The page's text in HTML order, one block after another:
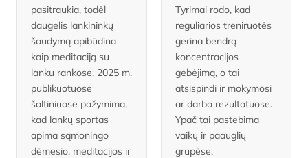
pasitraukia, todėl
daugelis lankininkų
šaudymą apibūdina
kaip meditaciją su
lanku rankose. 2025 m.
publikuotuose
šaltiniuose pažymima,
kad lankų sportas
apima sąmoningo
dėmesio, meditacijos ir
Tyrimai rodo, kad
reguliarios treniruotės
gerina bendrą
koncentracijos
gebėjimą, o tai
atsispindi ir mokymosi
ar darbo rezultatuose.
Ypač tai pastebima
vaikų ir paauglių
grupėse.